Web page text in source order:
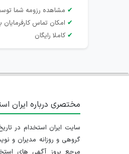
✔ مشاهده رزومه شما
✔ امکان تماس کارفرمایان
✔ کاملا رایگان
مختصری درباره ایران
گروهی و روزانه مدیران و
مرجع بروز آگهی های